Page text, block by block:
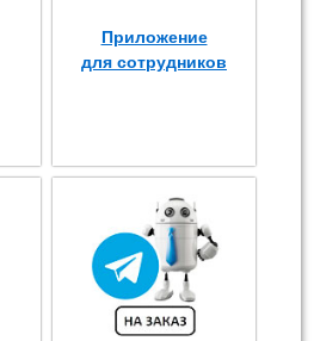
Приложение
для сотрудников